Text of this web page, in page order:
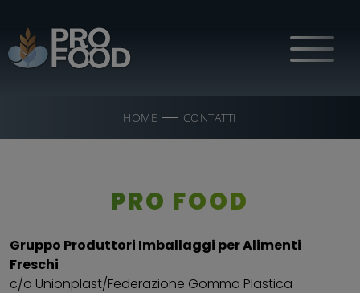
HOME CONTATTI
PRO FOOD
Gruppo Produttori Imballaggi per Alimenti
Freschi
c/o Unionplast/Federazione Gomma Plastica